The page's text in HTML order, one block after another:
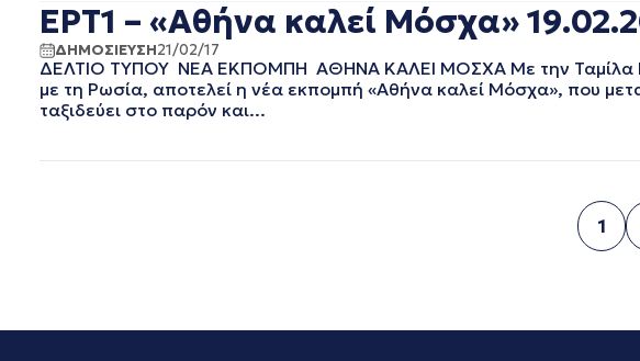
ΜΑΙΟΣ 2020
ΑΠΡΙΛΙΟΣ 2020
ΜΑΡΤΙΟΣ 2020
ΦΕΒΡΟΥΑΡΙΟΣ 2020
ΙΑΝΟΥΑΡΙΟΣ 2020
ΝΟΕΜΒΡΙΟΣ 2019
ΕΡΤ1 – «Αθήνα καλεί Μόσχα»
ΔΗΜΟΣΙΕΥΣΗ21/02/17
ΔΕΛΤΙΟ ΤΥΠΟΥ ΝΕΑ ΕΚΠΟΜΠΗ ΑΘΗΝΑ ΚΑΛΕΙ ΜΟΣΧΑ Με την Ταμίλα
με τη Ρωσία, αποτελεί η νέα εκπομπή «Αθήνα καλεί Μόσχα», που
ταξιδεύει στο παρόν και...
1